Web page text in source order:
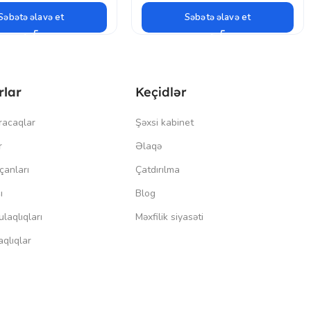
əlavə et Səbətə əlavə et
Keçidlər
Şəxsi kabinet
Əlaqə
Çatdırılma
Blog
Məxfilik siyasəti